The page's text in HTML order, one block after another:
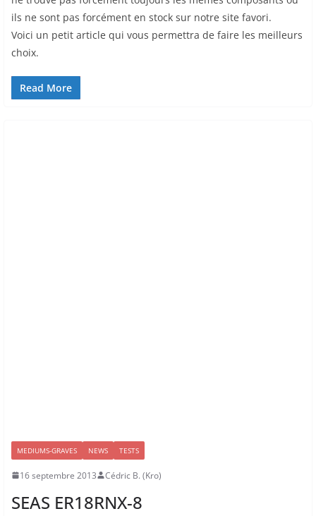
ils ne sont pas forcément en stock sur notre site favori.
Voici un petit article qui vous permettra de faire les meilleurs
choix.
Read More
MEDIUMS-GRAVES NEWS TESTS
16 septembre 2013 Cédric B. (Kro)
SEAS ER18RNX-8